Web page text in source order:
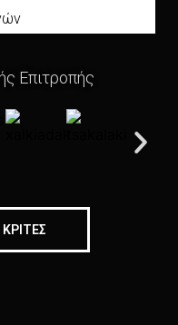
Επιτροπής